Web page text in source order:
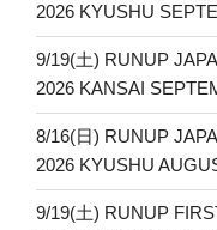
2026 KYUSHU
9/19(土) RUNUP
2026 KANSAI
8/16(日) RUNUP
2026 KYUSHU
9/19(土) RUNUP